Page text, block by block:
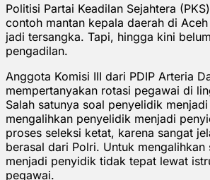
Politisi Partai Keadilan Sejahtera
contoh mantan kepala daerah di
jadi tersangka. Tapi, hingga kini
pengadilan.
Anggota Komisi III dari PDIP Arteria
mempertanyakan rotasi pegawai di
Salah satunya soal penyelidik
mengalihkan penyelidik menjadi
proses seleksi ketat, karena sangat
berasal dari Polri. Untuk mengalihkan
menjadi penyidik tidak tepat lewat
pegawai.